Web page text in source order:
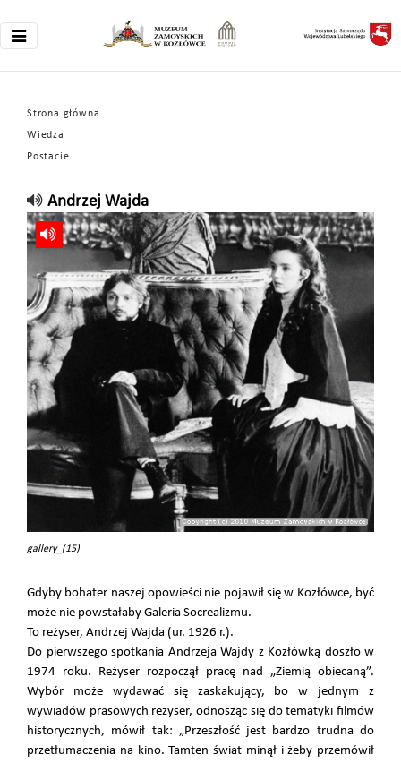
Strona główna
Wiedza
Postacie
Andrzej Wajda
gallery_(15)
Gdyby bohater naszej opowieści nie pojawił się w Kozłówce, być
może nie powstałaby Galeria Socrealizmu.
To reżyser, Andrzej Wajda (ur. 1926 r.).
Do pierwszego spotkania Andrzeja Wajdy z Kozłówką doszło w
1974 roku. Reżyser rozpoczął pracę nad „Ziemią obiecaną”.
Wybór może wydawać się zaskakujący, bo w jednym z
wywiadów prasowych reżyser, odnosząc się do tematyki filmów
historycznych, mówił tak: „Przeszłość jest bardzo trudna do
przetłumaczenia na kino. Tamten świat minął i żeby przemówił